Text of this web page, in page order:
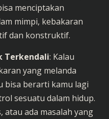
menciptakan
mimpi, kebakaran
dan konstruktif.
Terkendali: Kalau
yang melanda
bisa berarti kamu lagi
sesuatu dalam hidup.
ada masalah yang